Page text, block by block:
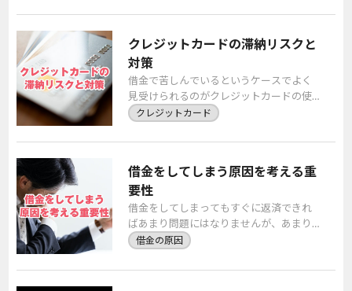
戻すことができま […]
クレジットカードの滞納リスクと
対策
借金で苦しんでいるというケースでよく
見受けられるのがクレジットカードの使
い過ぎです。クレジットカードを使って
なくなってしまう […]
クレジットカード
借金をしてしまう原因を考える重
要性
借金をしてしまってもすぐに返済できれ
ばあまり問題にはなりませんが、あまり
に多くの借金を抱えてしまって返済でき
終的には債務整理 […]
借金の原因